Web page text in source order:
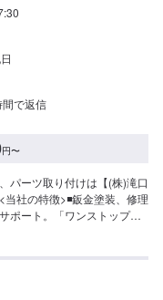
で返信
円〜
パーツ取り付けは【(株)滝口
社の特徴>◾鈑金塗装、修理
ポート。「ワンストップ」
が納得の仕上がりをお約束。